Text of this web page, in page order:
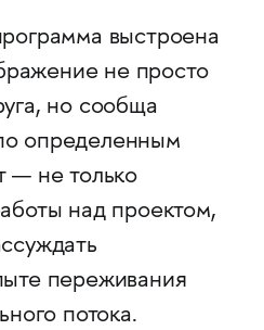
выстроена
не просто
но сообща
определенным
— не только
над проектом,
переживания
потока.